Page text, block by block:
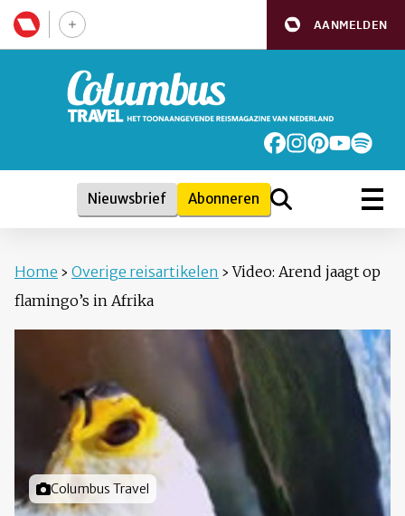
AANMELDEN
Nieuwsbrief Abonneren
Home › Overige reisartikelen › Video: Arend jaagt op
flamingo’s in Afrika
Foto door
Columbus Travel